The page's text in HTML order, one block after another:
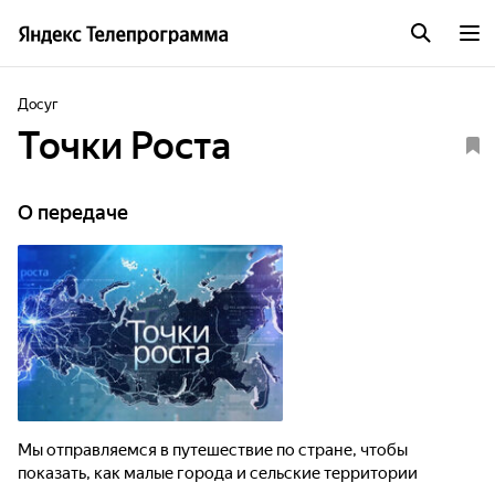
Досуг
Точки Роста
О передаче
Мы отправляемся в путешествие по стране, чтобы
показать, как малые города и сельские территории